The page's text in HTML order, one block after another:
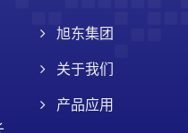
旭东集团
关于我们
产品应用